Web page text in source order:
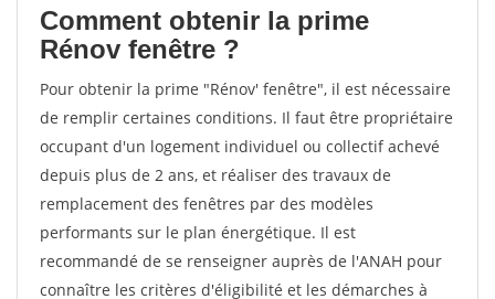
Comment obtenir la prime
Rénov fenêtre ?
Pour obtenir la prime "Rénov' fenêtre", il est nécessaire
de remplir certaines conditions. Il faut être propriétaire
occupant d'un logement individuel ou collectif achevé
depuis plus de 2 ans, et réaliser des travaux de
remplacement des fenêtres par des modèles
performants sur le plan énergétique. Il est
recommandé de se renseigner auprès de l'ANAH pour
connaître les critères d'éligibilité et les démarches à